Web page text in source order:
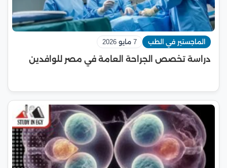
الماجستير في الطب 7 مايو 2026
دراسة تخصص الجراحة العامة في مصر للوافدين